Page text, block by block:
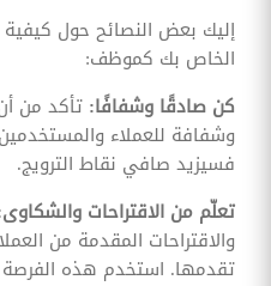
إليك بعض النصائح حول
الخاص بك كموظف:
كن صادقًا وشفافًا: تأكد من
وشفافة للعملاء
فسيزيد صافي نقاط الترويج.
تعلّم من الاقتراحات
والاقتراحات المقدمة من
تقدمها. استخدم هذه الفرصة